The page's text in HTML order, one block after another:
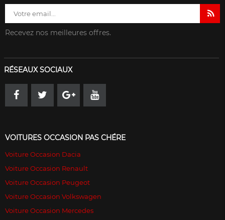
Recevez nos meilleures offres.
RÉSEAUX SOCIAUX
VOITURES OCCASION PAS CHÉRE
Voiture Occasion Dacia
Voiture Occasion Renault
Voiture Occasion Peugeot
Voiture Occasion Volkswagen
Voiture Occasion Mercedes